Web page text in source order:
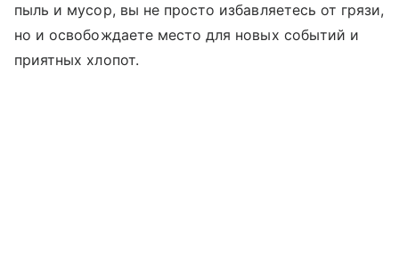
пыль и мусор, вы не просто избавляетесь от грязи,
но и освобождаете место для новых событий и
приятных хлопот.